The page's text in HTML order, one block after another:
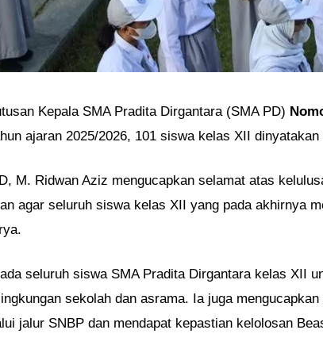
Kepala SMA Pradita Dirgantara (SMA PD)
ajaran 2025/2026, 101 siswa kelas XII dinyatakan
M. Ridwan Aziz mengucapkan selamat atas
agar seluruh siswa kelas XII yang pada akhirnya
seluruh siswa SMA Pradita Dirgantara kelas XII
sekolah dan asrama. Ia juga
jalur SNBP dan mendapat kepastian kelolosan